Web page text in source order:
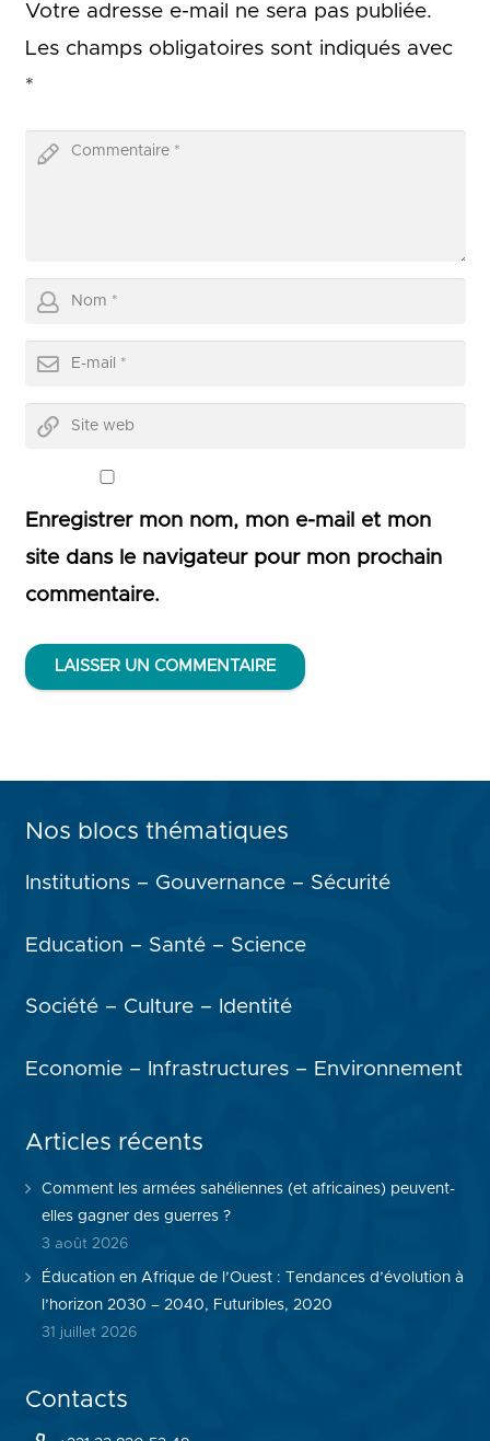
Votre adresse e-mail ne sera pas publiée.
Les champs obligatoires sont indiqués avec
*
Enregistrer mon nom, mon e-mail et mon
site dans le navigateur pour mon prochain
commentaire.
LAISSER UN COMMENTAIRE
Nos blocs thématiques
Institutions – Gouvernance – Sécurité
Education – Santé – Science
Société – Culture – Identité
Economie – Infrastructures – Environnement
Articles récents
Comment les armées sahéliennes (et africaines) peuvent-
elles gagner des guerres ?
3 août 2026
Éducation en Afrique de l’Ouest : Tendances d’évolution à
l’horizon 2030 – 2040, Futuribles, 2020
31 juillet 2026
Contacts